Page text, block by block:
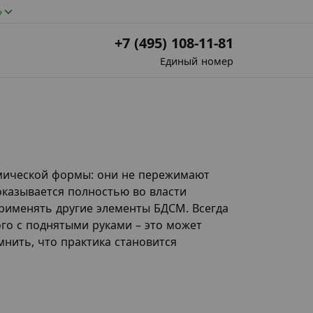
+7 (495) 108-11-81
Единый номер
формы: они не пережимают
полностью во власти
другие элементы БДСМ. Всегда
с поднятыми руками – это может
что практика становится